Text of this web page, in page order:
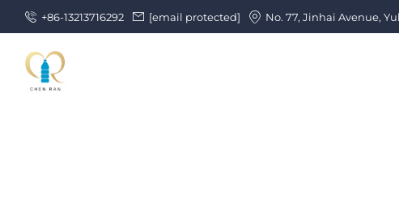
+86-13213716292 [email protected] No. 77, Jinhai Avenue,